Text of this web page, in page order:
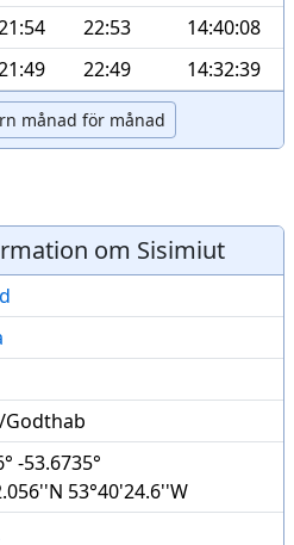
22:53 14:40:08
22:49 14:32:39
månad för månad
om Sisimiut
-53.6735°
53°40'24.6''W